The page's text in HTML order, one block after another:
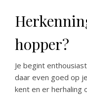
hopper?
Je begint
daar even goed op
kent en er herhaling